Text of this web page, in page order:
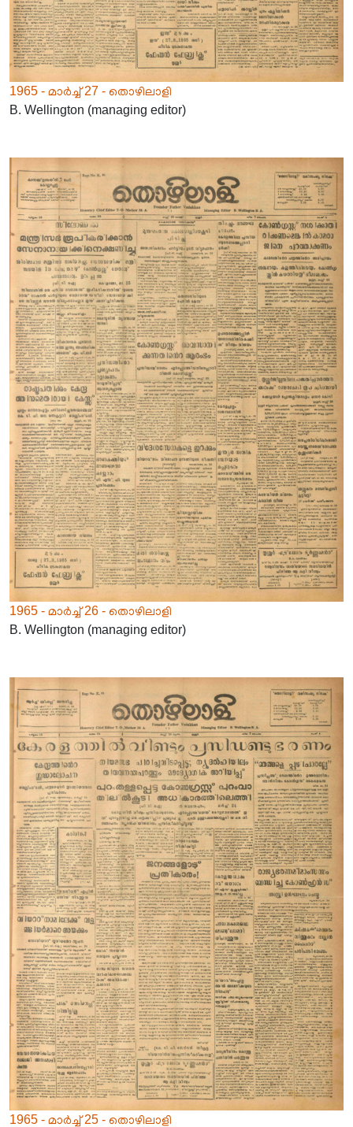
1965 - മാർച്ച് 27 - തൊഴിലാളി
B. Wellington (managing editor)
1965 - മാർച്ച് 26 - തൊഴിലാളി
B. Wellington (managing editor)
1965 - മാർച്ച് 25 - തൊഴിലാളി